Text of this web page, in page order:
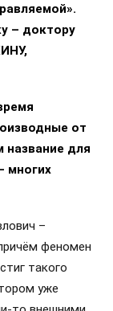
– доктору
от
для
многих
–
феномен
такого
уже